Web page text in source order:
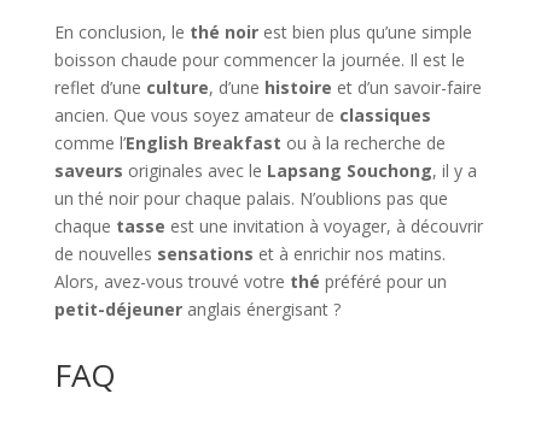
En conclusion, le thé noirest bien plus qu’une simple
boisson chaude pour commencer la journée. Il est le
reflet d’une culture, d’une histoire et d’un savoir-faire
ancien. Que vous soyez amateur de classiques
comme l’English Breakfast ou à la recherche de
saveurs originales avec le Lapsang Souchong, il y a
un thé noir pour chaque palais. N’oublions pas que
chaque tasse est une invitation à voyager, à découvrir
de nouvelles sensations et à enrichir nos matins.
Alors, avez-vous trouvé votre thé préféré pour un
petit-déjeuneranglais énergisant ?
FAQ